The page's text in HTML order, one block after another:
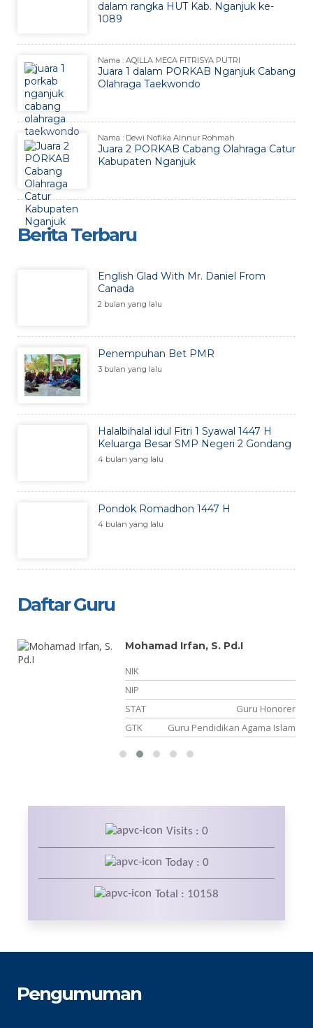
dalam rangka HUT Kab. Nganjuk ke-
1089
Nama : AQILLA MECA FITRISYA PUTRI
Juara 1 dalam PORKAB Nganjuk Cabang
Olahraga Taekwondo
Nama : Dewi Nofika Ainnur Rohmah
Juara 2 PORKAB Cabang Olahraga Catur
Kabupaten Nganjuk
Berita Terbaru
English Glad With Mr. Daniel From
Canada
2 bulan yang lalu
Penempuhan Bet PMR
3 bulan yang lalu
Halalbihalal idul Fitri 1 Syawal 1447 H
Keluarga Besar SMP Negeri 2 Gondang
4 bulan yang lalu
Pondok Romadhon 1447 H
4 bulan yang lalu
Daftar Guru
Mohamad Irfan, S. Pd.I
NIK
NIP
STAT
Guru Honorer
GTK
Guru Pendidikan Agama Islam
Visits : 0
Today : 0
Total : 10158
Pengumuman